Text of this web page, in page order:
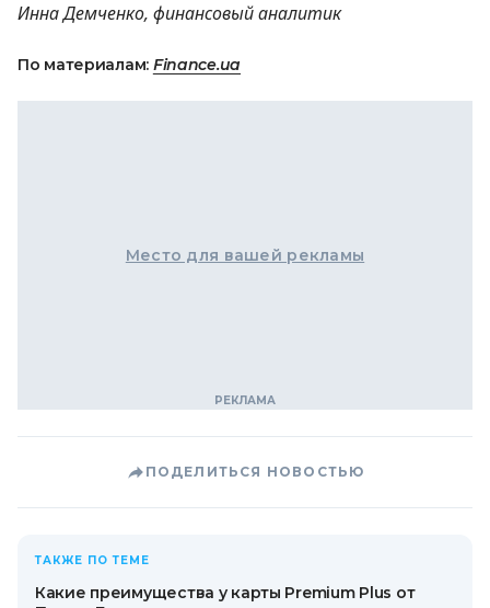
Инна Демченко, финансовый аналитик
По материалам: Finance.ua
Место для вашей рекламы
ПОДЕЛИТЬСЯ НОВОСТЬЮ
ТАКЖЕ ПО ТЕМЕ
Какие преимущества у карты Premium Plus от